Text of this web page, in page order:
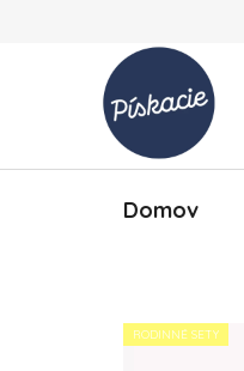
Domov
RODINNÉ SETY